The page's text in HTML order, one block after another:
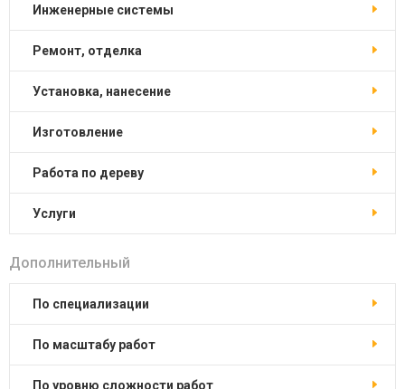
инженерные системы
ремонт, отделка
установка, нанесение
изготовление
работа по дереву
услуги
Дополнительный
по специализации
по масштабу работ
по уровню сложности работ